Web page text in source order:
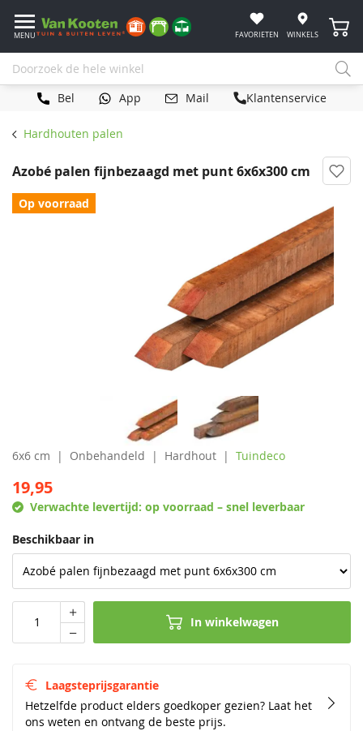
MENU FAVORIETEN WINKELS
Bel App Mail Klantenservice
Hardhouten palen
Azobé palen fijnbezaagd met punt 6x6x300 cm
Op voorraad
6x6 cm Onbehandeld Hardhout Tuindeco
19,95
Verwachte levertijd: op voorraad – snel leverbaar
Beschikbaar in
In winkelwagen
Laagsteprijsgarantie
Hetzelfde product elders goedkoper gezien? Laat het
ons weten en ontvang de beste prijs.